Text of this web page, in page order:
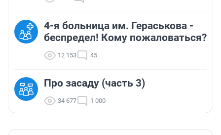
4-я больница им. Гераськова -
беспредел! Кому пожаловаться?
12 153 45
Про засаду (часть 3)
34 677 1 000